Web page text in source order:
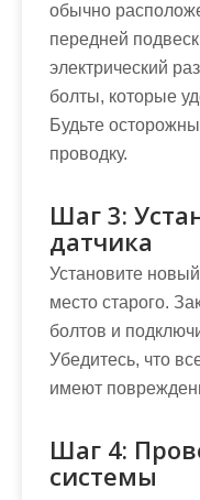
обычно
передней
электрический
болты, которые
Будьте
проводку.
Шаг 3:
датчика
Установите
место старого.
болтов и
Убедитесь, что
имеют
Шаг 4:
системы